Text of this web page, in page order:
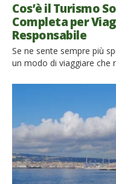
Cos’è il Turismo
Completa per
Responsabile
Se ne sente sempre più
un modo di viaggiare che
del viaggio, ma scegliere
generare benefici
guida completa scoprirai